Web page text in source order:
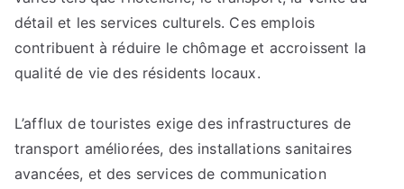
détail et les services culturels. Ces emplois
contribuent à réduire le chômage et accroissent la
qualité de vie des résidents locaux.
L’afflux de touristes exige des infrastructures de
transport améliorées, des installations sanitaires
avancées, et des services de communication